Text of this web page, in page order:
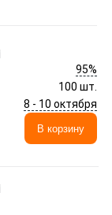
95%
100 шт.
8 - 10 октября
В корзину